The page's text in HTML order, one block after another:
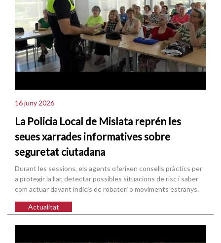
16 juny 2026
La Policia Local de Mislata reprén les
seues xarrades informatives sobre
seguretat ciutadana
Durant les sessions, els agents oferixen consells pràctics per
a protegir la llar, detectar possibles situacions de risc i saber
com actuar davant indicis de robatori o moviments estranys.
Actualitat